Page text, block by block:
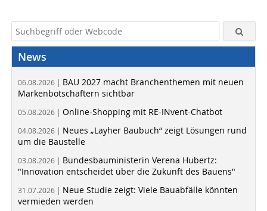
News
06.08.2026 | BAU 2027 macht Branchenthemen mit neuen
Markenbotschaftern sichtbar
05.08.2026 | Online-Shopping mit RE-INvent-Chatbot
04.08.2026 | Neues „Layher Baubuch“ zeigt Lösungen rund
um die Baustelle
03.08.2026 | Bundesbauministerin Verena Hubertz:
"Innovation entscheidet über die Zukunft des Bauens"
31.07.2026 | Neue Studie zeigt: Viele Bauabfälle könnten
vermieden werden